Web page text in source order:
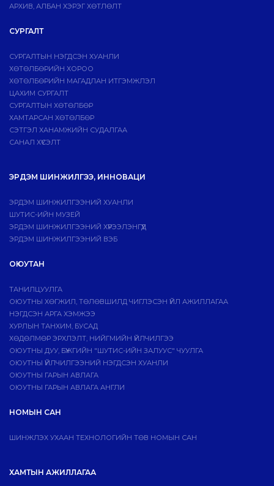
АРХИВ, АЛБАН ХЭРЭГ ХӨТЛӨЛТ
СУРГАЛТ
СУРГАЛТЫН НЭГДСЭН ХУАНЛИ
ХӨТӨЛБӨРИЙН ХОРОО
ХӨТӨЛБӨРИЙН МАГАДЛАН ИТГЭМЖЛЭЛ
ЦАХИМ СУРГАЛТ
СУРГАЛТЫН ХӨТӨЛБӨР
ХАМТАРСАН ХӨТӨЛБӨР
СЭТГЭЛ ХАНАМЖИЙН СУДАЛГАА
САНАЛ ХҮСЭЛТ
ЭРДЭМ ШИНЖИЛГЭЭ, ИННОВАЦИ
ЭРДЭМ ШИНЖИЛГЭЭНИЙ ХУАНЛИ
ШУТИС-ИЙН МУЗЕЙ
ЭРДЭМ ШИНЖИЛГЭЭНИЙ ХҮРЭЭЛЭНГҮҮД
ЭРДЭМ ШИНЖИЛГЭЭНИЙ ВЭБ
ОЮУТАН
ТАНИЛЦУУЛГА
ОЮУТНЫ ХӨГЖИЛ, ТӨЛӨВШИЛД ЧИГЛЭСЭН ҮЙЛ АЖИЛЛАГАА
НЭГДСЭН АРГА ХЭМЖЭЭ
ХУРЛЫН ТАНХИМ, БУСАД
ХӨДӨЛМӨР ЭРХЛЭЛТ, НИЙГМИЙН ҮЙЛЧИЛГЭЭ
ОЮУТНЫ ДУУ, БҮЖГИЙН "ШУТИС-ИЙН ЗАЛУУС" ЧУУЛГА
ОЮУТНЫ ҮЙЛЧИЛГЭЭНИЙ НЭГДСЭН ХУАНЛИ
ОЮУТНЫ ГАРЫН АВЛАГА
ОЮУТНЫ ГАРЫН АВЛАГА АНГЛИ
НОМЫН САН
ШИНЖЛЭХ УХААН ТЕХНОЛОГИЙН ТӨВ НОМЫН САН
ХАМТЫН АЖИЛЛАГАА